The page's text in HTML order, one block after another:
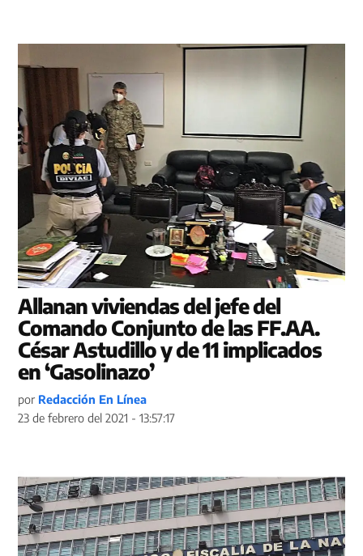
Allanan viviendas del jefe del
Comando Conjunto de las FF.AA.
César Astudillo y de 11 implicados
en ‘Gasolinazo’
por Redacción En Línea
23 de febrero del 2021 - 13:57:17